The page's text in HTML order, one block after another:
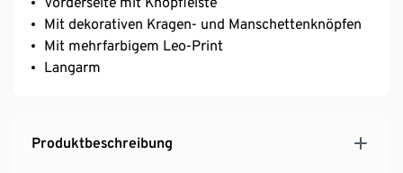
Mit dekorativen Kragen- und Manschettenknöpfen
Mit mehrfarbigem Leo-Print
Langarm
Produktbeschreibung